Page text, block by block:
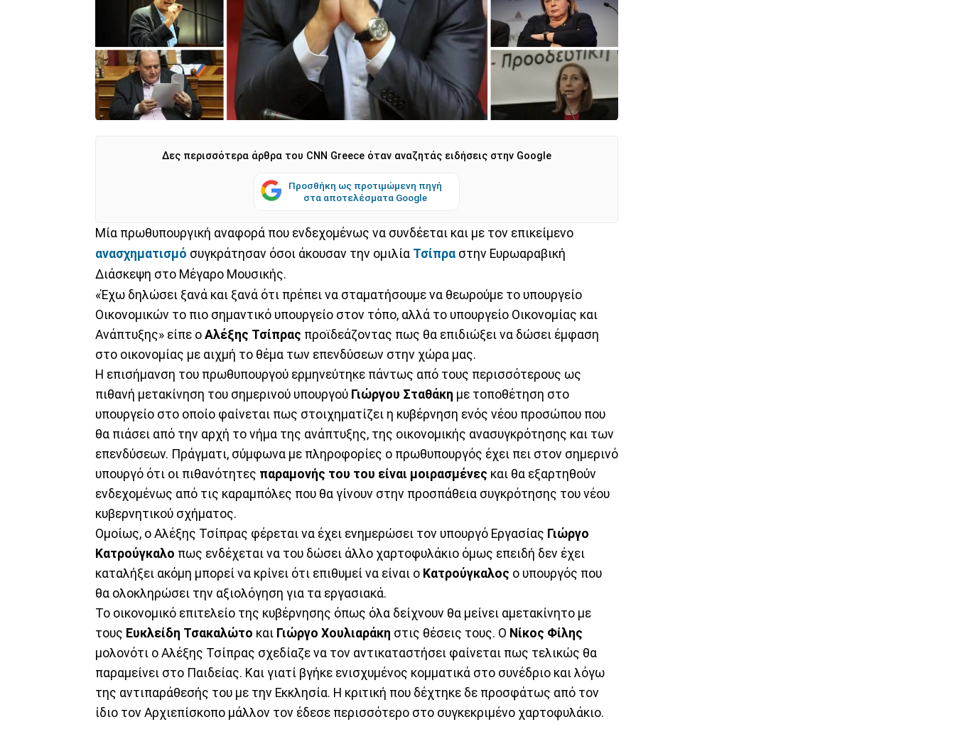
Δες περισσότερα άρθρα του CNN Greece όταν αναζητάς ειδήσεις στην Google
Προσθήκη ως προτιμώμενη πηγή
στα αποτελέσματα Google
Μία πρωθυπουργική αναφορά που ενδεχομένως να συνδέεται και με τον επικείμενο
ανασχηματισμό συγκράτησαν όσοι άκουσαν την ομιλία Τσίπρα στην Ευρωαραβική
Διάσκεψη στο Μέγαρο Μουσικής.
«Έχω δηλώσει ξανά και ξανά ότι πρέπει να σταματήσουμε να θεωρούμε το υπουργείο
Οικονομικών το πιο σημαντικό υπουργείο στον τόπο, αλλά το υπουργείο Οικονομίας και
Ανάπτυξης» είπε ο Αλέξης Τσίπρας προϊδεάζοντας πως θα επιδιώξει να δώσει έμφαση
στο οικονομίας με αιχμή το θέμα των επενδύσεων στην χώρα μας.
Η επισήμανση του πρωθυπουργού ερμηνεύτηκε πάντως από τους περισσότερους ως
πιθανή μετακίνηση του σημερινού υπουργού Γιώργου Σταθάκη με τοποθέτηση στο
υπουργείο στο οποίο φαίνεται πως στοιχηματίζει η κυβέρνηση ενός νέου προσώπου που
θα πιάσει από την αρχή το νήμα της ανάπτυξης, της οικονομικής ανασυγκρότησης και των
επενδύσεων. Πράγματι, σύμφωνα με πληροφορίες ο πρωθυπουργός έχει πει στον σημερινό
υπουργό ότι οι πιθανότητες παραμονής του του είναι μοιρασμένες και θα εξαρτηθούν
ενδεχομένως από τις καραμπόλες που θα γίνουν στην προσπάθεια συγκρότησης του νέου
κυβερνητικού σχήματος.
Ομοίως, ο Αλέξης Τσίπρας φέρεται να έχει ενημερώσει τον υπουργό Εργασίας Γιώργο
Κατρούγκαλο πως ενδέχεται να του δώσει άλλο χαρτοφυλάκιο όμως επειδή δεν έχει
καταλήξει ακόμη μπορεί να κρίνει ότι επιθυμεί να είναι ο Κατρούγκαλος ο υπουργός που
θα ολοκληρώσει την αξιολόγηση για τα εργασιακά.
Το οικονομικό επιτελείο της κυβέρνησης όπως όλα δείχνουν θα μείνει αμετακίνητο με
τους Ευκλείδη Τσακαλώτο και Γιώργο Χουλιαράκη στις θέσεις τους. Ο Νίκος Φίλης
μολονότι ο Αλέξης Τσίπρας σχεδίαζε να τον αντικαταστήσει φαίνεται πως τελικώς θα
παραμείνει στο Παιδείας. Και γιατί βγήκε ενισχυμένος κομματικά στο συνέδριο και λόγω
της αντιπαράθεσής του με την Εκκλησία. Η κριτική που δέχτηκε δε προσφάτως από τον
ίδιο τον Αρχιεπίσκοπο μάλλον τον έδεσε περισσότερο στο συγκεκριμένο χαρτοφυλάκιο.